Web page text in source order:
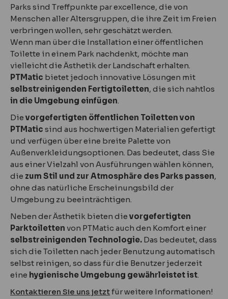
Parks sind Treffpunkte par excellence, die von
Menschen aller Altersgruppen, die ihre Zeit im Freien
verbringen wollen, sehr geschätzt werden.
Wenn man über die Installation einer öffentlichen
Toilette in einem Park nachdenkt, möchte man
vielleicht die Ästhetik der Landschaft erhalten.
PTMatic bietet jedoch innovative Lösungen mit
selbstreinigenden Fertigtoiletten, die sich nahtlos
in die Umgebung einfügen.
Die vorgefertigten öffentlichen Toiletten von
PTMatic sind aus hochwertigen Materialien gefertigt
und verfügen über eine breite Palette von
Außenverkleidungsoptionen. Das bedeutet, dass Sie
aus einer Vielzahl von Ausführungen wählen können,
die zum Stil und zur Atmosphäre des Parks passen,
ohne das natürliche Erscheinungsbild der
Umgebung zu beeinträchtigen.
Neben der Ästhetik bieten die vorgefertigten
Parktoiletten von PTMatic auch den Komfort einer
selbstreinigenden Technologie. Das bedeutet, dass
sich die Toiletten nach jeder Benutzung automatisch
selbst reinigen, so dass für die Benutzer jederzeit
eine hygienische Umgebung gewährleistet ist.
Kontaktieren Sie uns jetztfür weitere Informationen!